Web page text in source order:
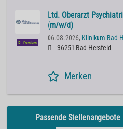
Premium
Ltd. Oberarzt
(m/w/d)
06.08.2026, Klinikum Bad
36251 Bad Hersfeld
Merken
Passende